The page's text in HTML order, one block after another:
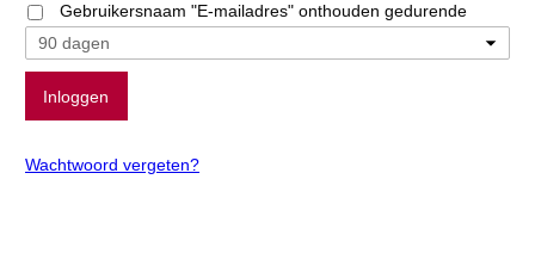
Gebruikersnaam "E-mailadres" onthouden gedurende
Wachtwoord vergeten?